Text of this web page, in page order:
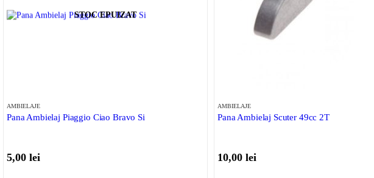
STOC EPUIZAT
AMBIELAJE
Pana Ambielaj Piaggio Ciao Bravo Si
5,00 lei
AMBIELAJE
Pana Ambielaj Scuter 49cc 2T
10,00 lei